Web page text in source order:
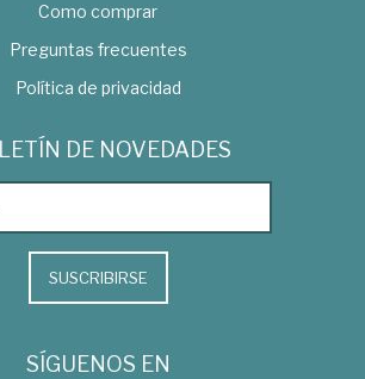
Como comprar
Preguntas frecuentes
Política de privacidad
DE NOVEDADES
SUSCRIBIRSE
SÍGUENOS EN